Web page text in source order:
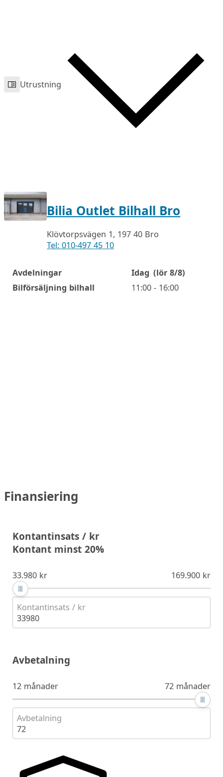
Utrustning
Bilia Outlet Bilhall Bro
Klövtorpsvägen 1, 197 40 Bro
Tel: 010-497 45 10
Öppettider
Avdelningar Idag (lör 8/8)
Bilförsäljning bilhall
11:00 - 16:00
Finansiering
Kontantinsats / kr
Kontant minst 20%
33.980 kr 169.900 kr
Kontantinsats / kr
33980
Avbetalning
12 månader 72 månader
Avbetalning
72